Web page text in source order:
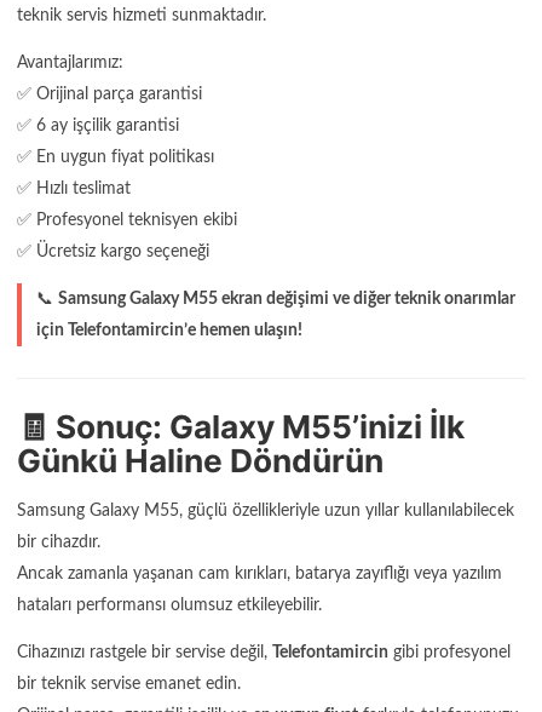
teknik servis hizmeti sunmaktadır.
Avantajlarımız:
✅ Orijinal parça garantisi
✅ 6 ay işçilik garantisi
✅ En uygun fiyat politikası
✅ Hızlı teslimat
✅ Profesyonel teknisyen ekibi
✅ Ücretsiz kargo seçeneği
📞 Samsung Galaxy M55 ekran değişimi ve diğer teknik onarımlar
için Telefontamircin’e hemen ulaşın!
🧾 Sonuç: Galaxy M55’inizi İlk
Günkü Haline Döndürün
Samsung Galaxy M55, güçlü özellikleriyle uzun yıllar kullanılabilecek
bir cihazdır.
Ancak zamanla yaşanan cam kırıkları, batarya zayıflığı veya yazılım
hataları performansı olumsuz etkileyebilir.
Cihazınızı rastgele bir servise değil, Telefontamircin gibi profesyonel
bir teknik servise emanet edin.